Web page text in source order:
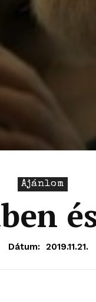
Ajánlom
Dátum: 2019.11.21.